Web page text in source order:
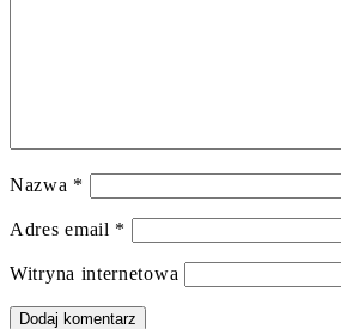
Nazwa *
Adres email *
Witryna internetowa